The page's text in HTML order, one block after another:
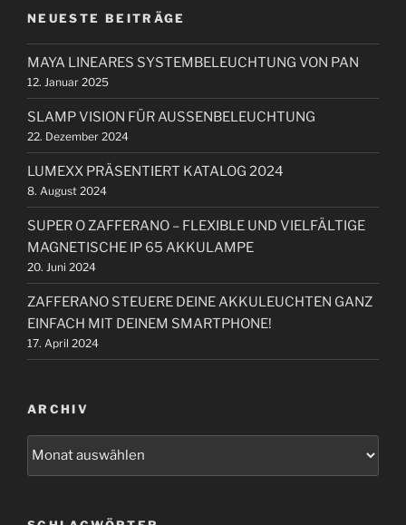
g
a
t
i
o
n
i
t
r
a
g
e
n
n
a
c
h
:
NEUESTE BEITRÄGE
MAYA LINEARES SYSTEMBELEUCHTUNG VON PAN
12. Januar 2025
SLAMP VISION FÜR AUSSENBELEUCHTUNG
22. Dezember 2024
LUMEXX PRÄSENTIERT KATALOG 2024
8. August 2024
SUPER O ZAFFERANO – FLEXIBLE UND VIELFÄLTIGE
MAGNETISCHE IP 65 AKKULAMPE
20. Juni 2024
ZAFFERANO STEUERE DEINE AKKULEUCHTEN GANZ
EINFACH MIT DEINEM SMARTPHONE!
17. April 2024
ARCHIV